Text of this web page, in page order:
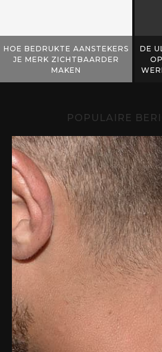
STOER, STIJLVOL EN OP
MAAT: MEUBELS MET
KARAKTER
POPULAIRE